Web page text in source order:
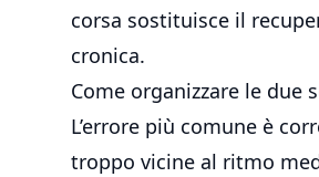
corsa sostituisce il
cronica.
Come organizzare le due
L’errore più comune è
troppo vicine al ritmo